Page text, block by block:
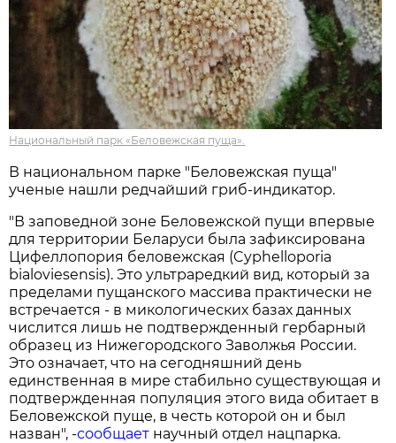
Национальный парк «Беловежская пуща».
В национальном парке "Беловежская пуща"
ученые нашли редчайший гриб-индикатор.
"В заповедной зоне Беловежской пущи впервые
для территории Беларуси была зафиксирована
Цифеллопория беловежская (Cyphelloporia
bialoviesensis). Это ультраредкий вид, который за
пределами пущанского массива практически не
встречается - в микологических базах данных
числится лишь не подтвержденный гербарный
образец из Нижегородского Заволжья России.
Это означает, что на сегодняшний день
единственная в мире стабильно существующая и
подтвержденная популяция этого вида обитает в
Беловежской пуще, в честь которой он и был
назван", -сообщает научный отдел нацпарка.